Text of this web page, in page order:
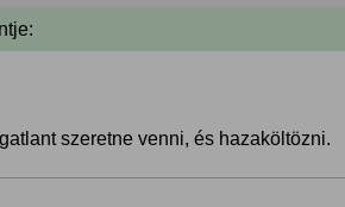
szeretne venni, és hazaköltözni.